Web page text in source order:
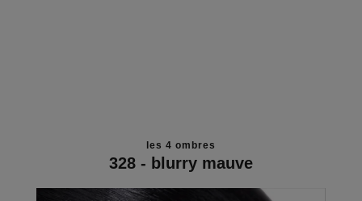
les 4 ombres
328 - blurry mauve